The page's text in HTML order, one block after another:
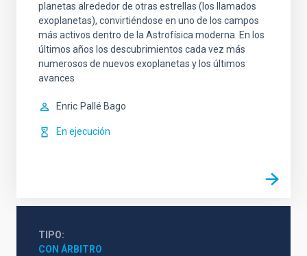
planetas alrededor de otras estrellas (los llamados
exoplanetas), convirtiéndose en uno de los campos
más activos dentro de la Astrofísica moderna. En los
últimos años los descubrimientos cada vez más
numerosos de nuevos exoplanetas y los últimos
avances
Enric Pallé Bago
En ejecución
TIPO
CON ÁRBITRO